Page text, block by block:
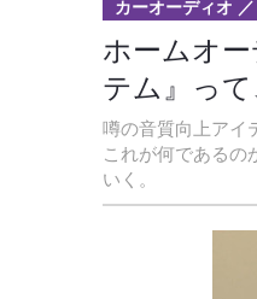
ホームオ
テム』っ
噂の音質向上アイ
これが何であるの
いく。
カーオーディオ